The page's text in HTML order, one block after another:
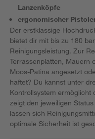
Lanzenköpfe
ergonomischer
Der erstklassige
bietet dir mit bis zu 180
Reinigungsleistung. Zur
Terrassenplatten, Mauern
Moos-Patina angesetzt
haftet? Du kannst unter
Kontrollsystem ermöglicht
zeigt den jeweiligen
lassen sich
optimale Sicherheit ist